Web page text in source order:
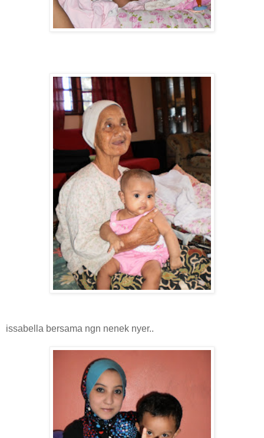
issabella bersama ngn nenek nyer..